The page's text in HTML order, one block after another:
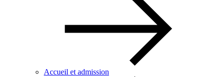
Accueil et admission